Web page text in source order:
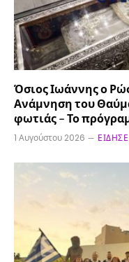
Όσιος Ιωάννης ο
Ανάμνηση του
φωτιάς – Το
1 Αυγούστου 2026